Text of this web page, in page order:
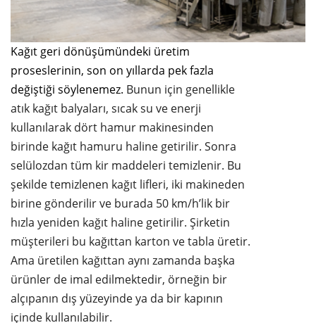
Kağıt geri dönüşümündeki üretim
proseslerinin, son on yıllarda pek fazla
değiştiği söylenemez. Bunun için genellikle
atık kağıt balyaları, sıcak su ve enerji
kullanılarak dört hamur makinesinden
birinde kağıt hamuru haline getirilir. Sonra
selülozdan tüm kir maddeleri temizlenir. Bu
şekilde temizlenen kağıt lifleri, iki makineden
birine gönderilir ve burada 50 km/h’lik bir
hızla yeniden kağıt haline getirilir. Şirketin
müşterileri bu kağıttan karton ve tabla üretir.
Ama üretilen kağıttan aynı zamanda başka
ürünler de imal edilmektedir, örneğin bir
alçıpanın dış yüzeyinde ya da bir kapının
içinde kullanılabilir.